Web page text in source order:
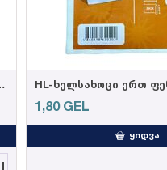
100ც.
1,80 GEL
ᲧᲘᲓᲕᲐ